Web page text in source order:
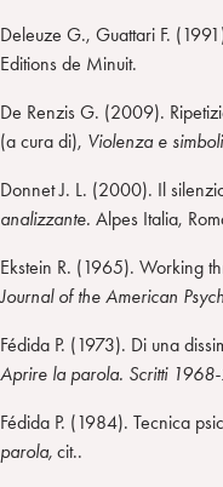
Deleuze G., Guattari F.
Editions de Minuit.
De Renzis G. (2009).
(a cura di), Violenza e
Donnet J. L. (2000). Il
analizzante. Alpes Italia,
Ekstein R. (1965). Working
Journal of the American
Fédida P. (1973). Di una
Aprire la parola. Scritti
Fédida P. (1984). Tecnica
parola, cit..